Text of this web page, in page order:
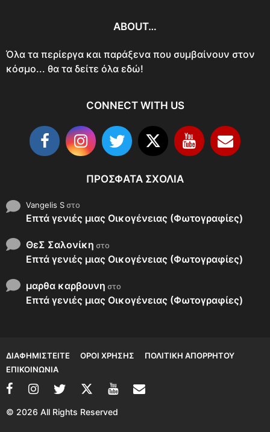
ABOUT…
Όλα τα περίεργα και παράξενα που συμβαίνουν στον
κόσμο... θα τα δείτε όλα εδώ!
CONNECT WITH US
ΠΡΌΣΦΑΤΑ ΣΧΌΛΙΑ
Vangelis Sστο
Επτά γενιές μιας Οικογένειας (Φωτογραφίες)
ΘεΣ Σαλονίκη στο
Επτά γενιές μιας Οικογένειας (Φωτογραφίες)
μαρθα καρβουνη στο
Επτά γενιές μιας Οικογένειας (Φωτογραφίες)
ΔΙΑΦΗΜΙΣΤΕΊΤΕ ΌΡΟΙ ΧΡΉΣΗΣ
ΠΟΛΙΤΙΚΉ ΑΠΟΡΡΉΤΟΥ
ΕΠΙΚΟΙΝΩΝΊΑ
© 2026 All Rights Reserved